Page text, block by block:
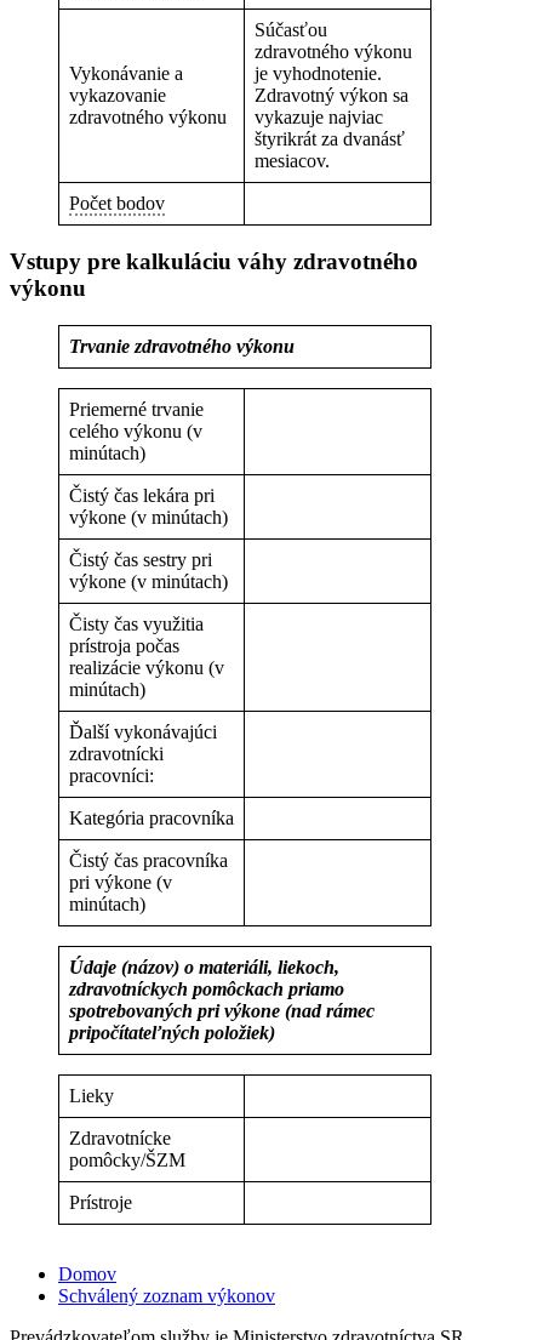
Vykonávanie a
vykazovanie
zdravotného výkonu
Súčasťou
zdravotného výkonu
je vyhodnotenie.
Zdravotný výkon sa
vykazuje najviac
štyrikrát za dvanásť
mesiacov.
Počet bodov
Vstupy pre kalkuláciu váhy zdravotného
výkonu
Trvanie zdravotného výkonu
Priemerné trvanie
celého výkonu (v
minútach)
Čistý čas lekára pri
výkone (v minútach)
Čistý čas sestry pri
výkone (v minútach)
Čisty čas využitia
prístroja počas
realizácie výkonu (v
minútach)
Ďalší vykonávajúci
zdravotnícki
pracovníci:
Kategória pracovníka
Čistý čas pracovníka
pri výkone (v
minútach)
Údaje (názov) o materiáli, liekoch,
zdravotníckych pomôckach priamo
spotrebovaných pri výkone (nad rámec
pripočítateľných položiek)
Lieky
Zdravotnícke
pomôcky/ŠZM
Prístroje
Domov
Schválený zoznam výkonov